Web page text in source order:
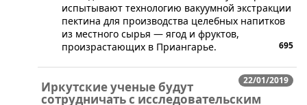
испытывают технологию вакуумной экстракции
пектина для производства целебных напитков
из местного сырья — ягод и фруктов,
произрастающих в Приангарье.
695
22/01/2019
Иркутские ученые будут
сотрудничать с исследовательским